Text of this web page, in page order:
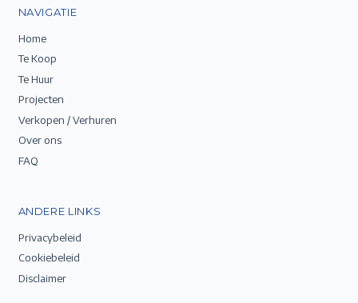
NAVIGATIE
Home
Te Koop
Te Huur
Projecten
Verkopen / Verhuren
Over ons
FAQ
ANDERE LINKS
Privacybeleid
Cookiebeleid
Disclaimer